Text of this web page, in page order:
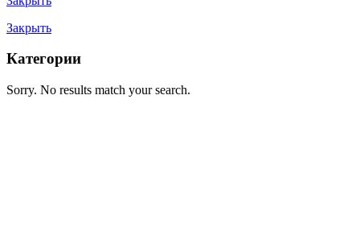
Закрыть
Категории
Sorry. No results match your search.